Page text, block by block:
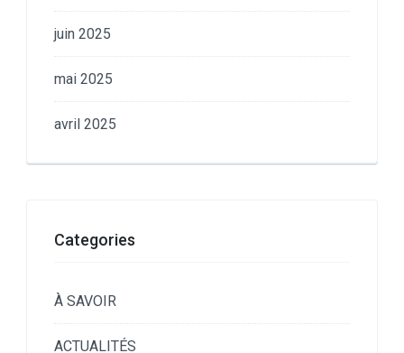
juin 2025
mai 2025
avril 2025
Categories
À SAVOIR
ACTUALITÉS